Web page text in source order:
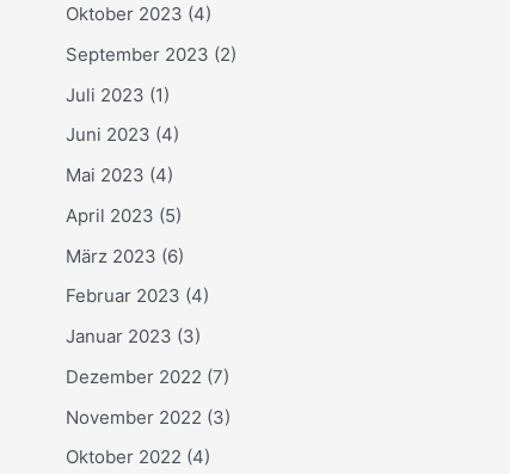
Oktober 2023 (4)
September 2023 (2)
Juli 2023 (1)
Juni 2023 (4)
Mai 2023 (4)
April 2023 (5)
März 2023 (6)
Februar 2023 (4)
Januar 2023 (3)
Dezember 2022 (7)
November 2022 (3)
Oktober 2022 (4)